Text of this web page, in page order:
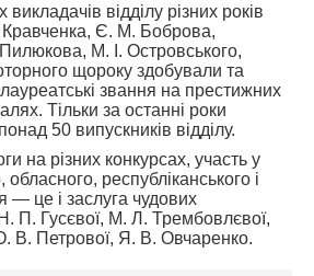
відділу різних років
Є. М. Боброва,
М. І. Островського,
щороку здобували та
звання на престижних
Тільки за останні роки
50 випускників відділу.
на різних конкурсах, участь у
обласного, республіканського і
— це і заслуга чудових
П. Гусєвої, М. Л. Трембовлєвої,
В. Петрової, Я. В. Овчаренко.